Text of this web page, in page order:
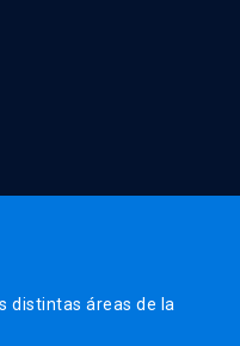
distintas áreas de la